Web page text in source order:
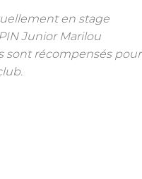
en stage
Junior Marilou
sont récompensés pour